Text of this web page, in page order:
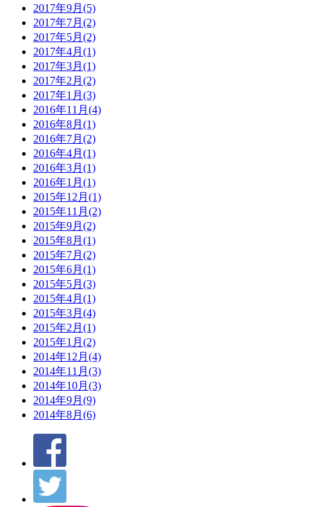
2017年9月(5)
2017年7月(2)
2017年5月(2)
2017年4月(1)
2017年3月(1)
2017年2月(2)
2017年1月(3)
2016年11月(4)
2016年8月(1)
2016年7月(2)
2016年4月(1)
2016年3月(1)
2016年1月(1)
2015年12月(1)
2015年11月(2)
2015年9月(2)
2015年8月(1)
2015年7月(2)
2015年6月(1)
2015年5月(3)
2015年4月(1)
2015年3月(4)
2015年2月(1)
2015年1月(2)
2014年12月(4)
2014年11月(3)
2014年10月(3)
2014年9月(9)
2014年8月(6)